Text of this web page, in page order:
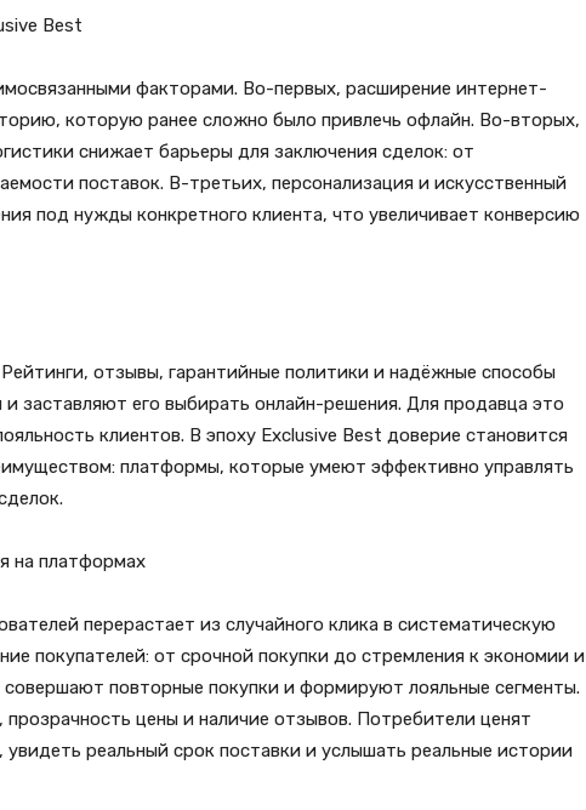
Best
факторами. Во-первых, расширение интернет-
которую ранее сложно было привлечь офлайн. Во-вторых,
снижает барьеры для заключения сделок: от
поставок. В-третьих, персонализация и искусственный
под нужды конкретного клиента, что увеличивает конверсию
отзывы, гарантийные политики и надёжные способы
заставляют его выбирать онлайн-решения. Для продавца это
клиентов. В эпоху Exclusive Best доверие становится
платформы, которые умеют эффективно управлять
на платформах
перерастает из случайного клика в систематическую
покупателей: от срочной покупки до стремления к экономии и
повторные покупки и формируют лояльные сегменты.
цены и наличие отзывов. Потребители ценят
реальный срок поставки и услышать реальные истории